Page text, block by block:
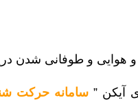
و هوایی و طوفانی
آیکن ” سامانه حرکت